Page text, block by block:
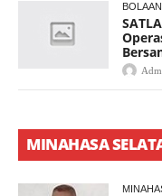
MINAHASA